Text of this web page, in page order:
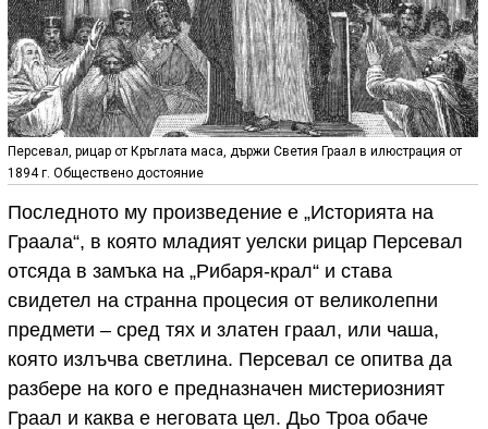
Персевал, рицар от Кръглата маса, държи Светия Граал в илюстрация от
1894 г. Обществено достояние
Последното му произведение е „Историята на
Граала“, в която младият уелски рицар Персевал
отсяда в замъка на „Рибаря-крал“ и става
свидетел на странна процесия от великолепни
предмети – сред тях и златен граал, или чаша,
която излъчва светлина. Персевал се опитва да
разбере на кого е предназначен мистериозният
Граал и каква е неговата цел. Дьо Троа обаче